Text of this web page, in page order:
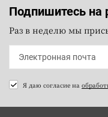
Подпишитесь на
Раз в неделю мы
Я даю согласие на